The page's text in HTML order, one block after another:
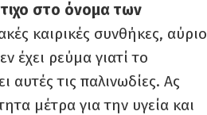
στο όνομα των
καιρικές συνθήκες, αύριο
έχει ρεύμα γιατί το
τις παλινωδίες. Ας
μέτρα για την υγεία και